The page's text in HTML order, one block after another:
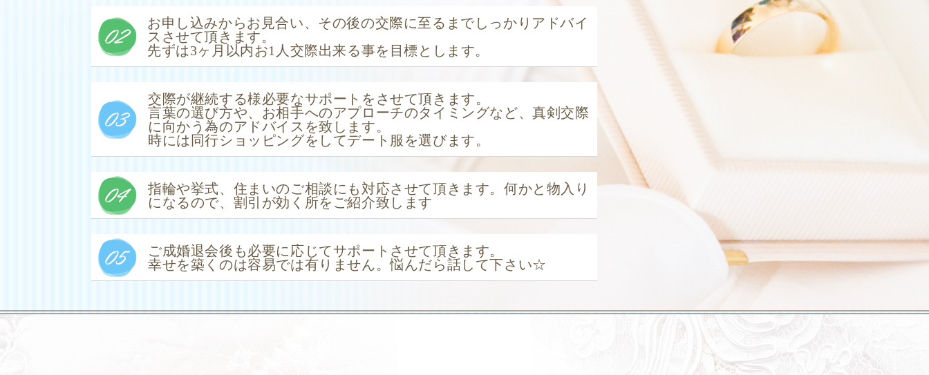
お申し込みからお見合い、その後の交際に至るまでしっかりアドバイ
スさせて頂きます。
先ずは3ヶ月以内お1人交際出来る事を目標とします。
交際が継続する様必要なサポートをさせて頂きます。
言葉の選び方や、お相手へのアプローチのタイミングなど、真剣交際
に向かう為のアドバイスを致します。
時には同行ショッピングをしてデート服を選びます。
指輪や挙式、住まいのご相談にも対応させて頂きます。何かと物入り
になるので、割引が効く所をご紹介致します
ご成婚退会後も必要に応じてサポートさせて頂きます。
幸せを築くのは容易では有りません。悩んだら話して下さい☆